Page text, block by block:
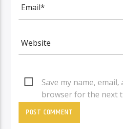
Save my name,
browser for the next